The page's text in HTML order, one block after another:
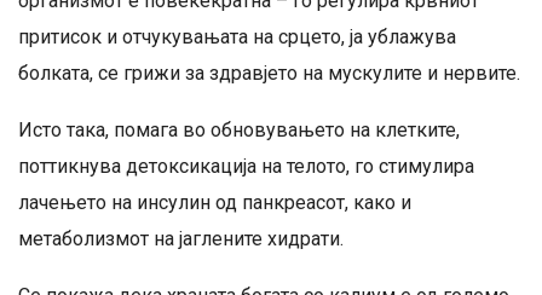
притисок и отчукувањата на срцето, ја ублажува
болката, се грижи за здравјето на мускулите и нервите.
Исто така, помага во обновувањето на клетките,
поттикнува детоксикација на телото, го стимулира
лачењето на инсулин од панкреасот, како и
метаболизмот на јаглените хидрати.